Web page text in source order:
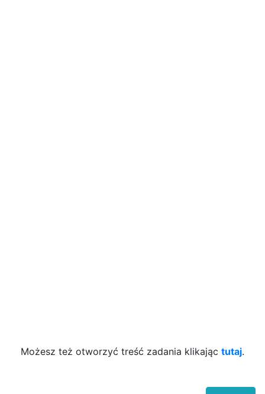
Możesz też otworzyć treść zadania klikając tutaj.